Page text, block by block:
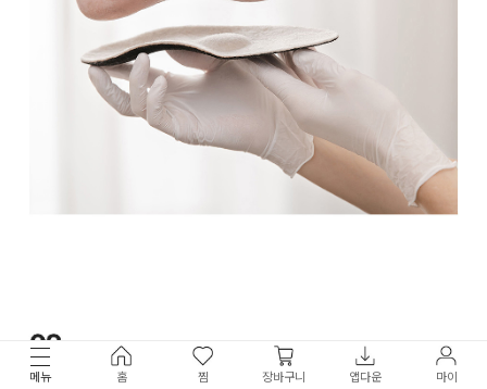
메뉴 홈 찜 장바구니 앱다운 마이